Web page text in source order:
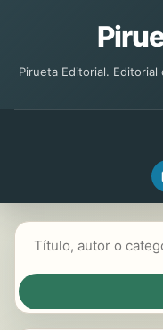
Pirueta Editorial.